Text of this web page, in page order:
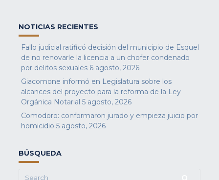
NOTICIAS RECIENTES
Fallo judicial ratificó decisión del municipio de Esquel
de no renovarle la licencia a un chofer condenado
por delitos sexuales 6 agosto, 2026
Giacomone informó en Legislatura sobre los
alcances del proyecto para la reforma de la Ley
Orgánica Notarial 5 agosto, 2026
Comodoro: conformaron jurado y empieza juicio por
homicidio 5 agosto, 2026
BÚSQUEDA